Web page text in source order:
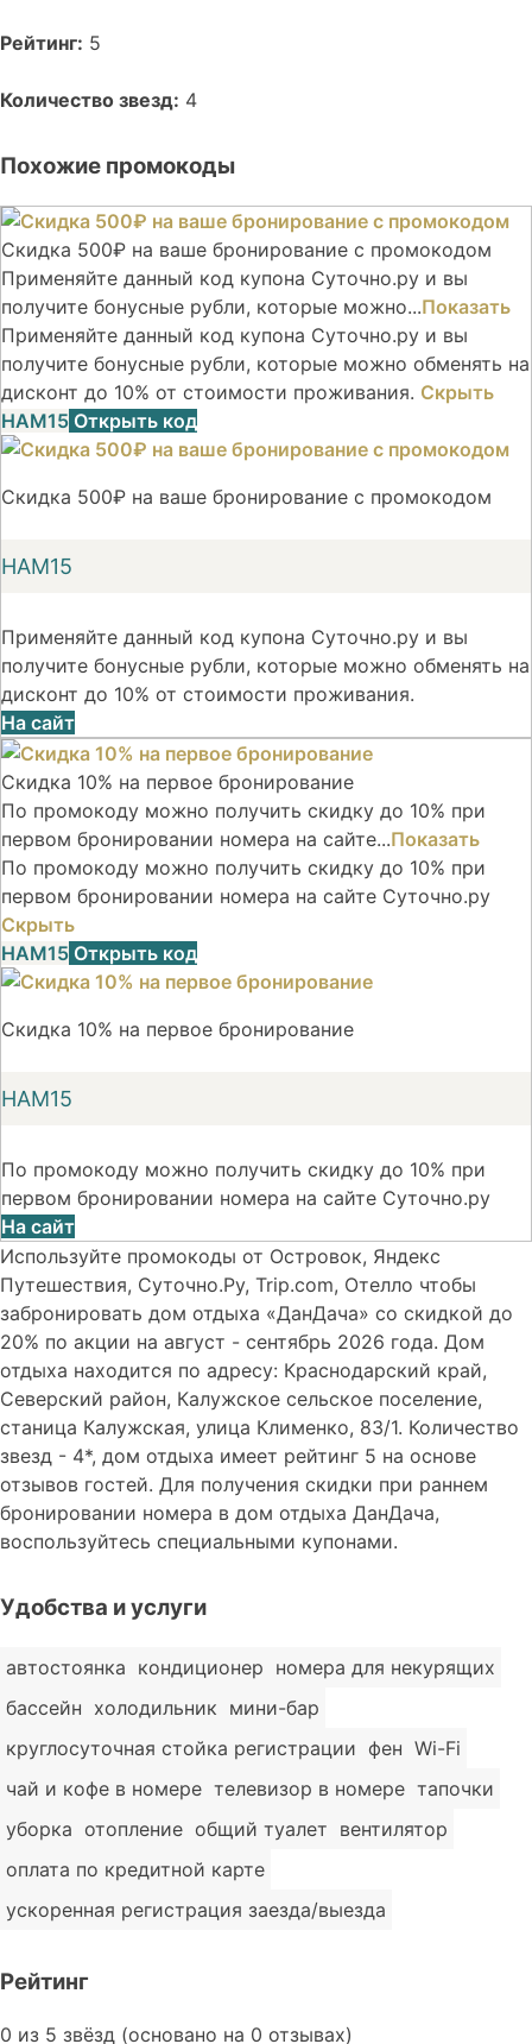
Рейтинг: 5
Количество звезд: 4
Похожие промокоды
Скидка 500₽ на ваше бронирование с промокодом
Применяйте данный код купона Суточно.ру и вы
получите бонусные рубли, которые можно...Показать
Применяйте данный код купона Суточно.ру и вы
получите бонусные рубли, которые можно обменять на
дисконт до 10% от стоимости проживания. Скрыть
НАМ15 Открыть код
Скидка 500₽ на ваше бронирование с промокодом
НАМ15
Применяйте данный код купона Суточно.ру и вы
получите бонусные рубли, которые можно обменять на
дисконт до 10% от стоимости проживания.
На сайт
Скидка 10% на первое бронирование
По промокоду можно получить скидку до 10% при
первом бронировании номера на сайте...Показать
По промокоду можно получить скидку до 10% при
первом бронировании номера на сайте Суточно.ру
Скрыть
НАМ15 Открыть код
Скидка 10% на первое бронирование
НАМ15
По промокоду можно получить скидку до 10% при
первом бронировании номера на сайте Суточно.ру
На сайт
Используйте промокоды от Островок, Яндекс
Путешествия, Суточно.Ру, Trip.com, Отелло чтобы
забронировать дом отдыха «ДанДача» со скидкой до
20% по акции на август - сентябрь 2026 года. Дом
отдыха находится по адресу: Краснодарский край,
Северский район, Калужское сельское поселение,
станица Калужская, улица Клименко, 83/1. Количество
звезд - 4*, дом отдыха имеет рейтинг 5 на основе
отзывов гостей. Для получения скидки при раннем
бронировании номера в дом отдыха ДанДача,
воспользуйтесь специальными купонами.
Удобства и услуги
автостоянка кондиционер номера для некурящих
бассейн холодильник мини-бар
круглосуточная стойка регистрации фен Wi-Fi
чай и кофе в номере телевизор в номере тапочки
уборка отопление общий туалет вентилятор
оплата по кредитной карте
ускоренная регистрация заезда/выезда
Рейтинг
Rated
0 из 5 звёзд (основано на 0 отзывах)